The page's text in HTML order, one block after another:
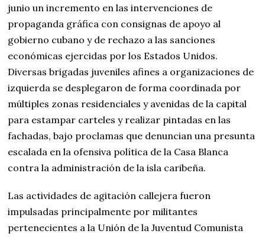
junio un incremento en las intervenciones de
propaganda gráfica con consignas de apoyo al
gobierno cubano y de rechazo a las sanciones
económicas ejercidas por los Estados Unidos.
Diversas brigadas juveniles afines a organizaciones de
izquierda se desplegaron de forma coordinada por
múltiples zonas residenciales y avenidas de la capital
para estampar carteles y realizar pintadas en las
fachadas, bajo proclamas que denuncian una presunta
escalada en la ofensiva política de la Casa Blanca
contra la administración de la isla caribeña.
Las actividades de agitación callejera fueron
impulsadas principalmente por militantes
pertenecientes a la Unión de la Juventud Comunista